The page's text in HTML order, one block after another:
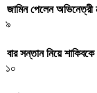
জামিন পেলেন অভিনেত্রী
৯
বার সন্তান নিয়ে শাকিবকে
১০